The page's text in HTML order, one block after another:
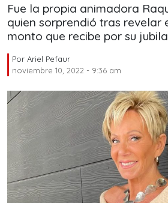
Fue la propia animadora
quien sorprendió tras revelar
monto que recibe por su
Por Ariel Pefaur
noviembre 10, 2022 - 9:36 am